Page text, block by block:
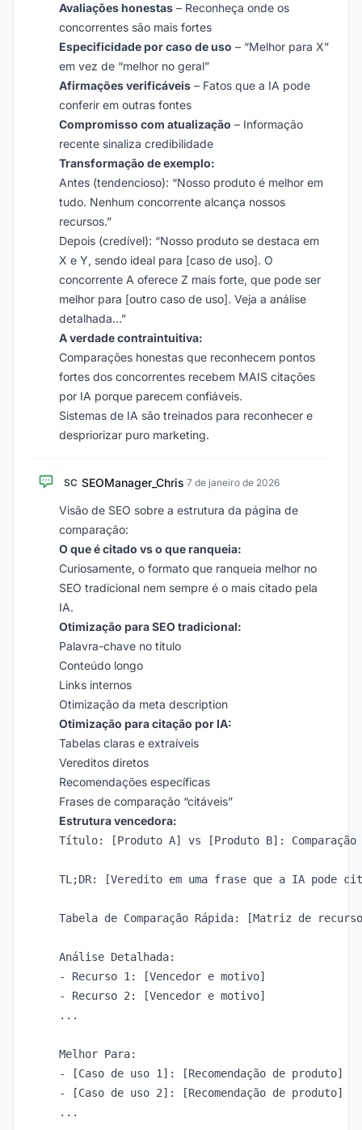
Avaliações honestas – Reconheça onde os
concorrentes são mais fortes
Especificidade por caso de uso – “Melhor para X”
em vez de “melhor no geral”
Afirmações verificáveis – Fatos que a IA pode
conferir em outras fontes
Compromisso com atualização – Informação
recente sinaliza credibilidade
Transformação de exemplo:
Antes (tendencioso): “Nosso produto é melhor em
tudo. Nenhum concorrente alcança nossos
recursos.”
Depois (credível): “Nosso produto se destaca em
X e Y, sendo ideal para [caso de uso]. O
concorrente A oferece Z mais forte, que pode ser
melhor para [outro caso de uso]. Veja a análise
detalhada…”
A verdade contraintuitiva:
Comparações honestas que reconhecem pontos
fortes dos concorrentes recebem MAIS citações
por IA porque parecem confiáveis.
Sistemas de IA são treinados para reconhecer e
despriorizar puro marketing.
SC SEOManager_Chris·7 de janeiro de 2026
Visão de SEO sobre a estrutura da página de
comparação:
O que é citado vs o que ranqueia:
Curiosamente, o formato que ranqueia melhor no
SEO tradicional nem sempre é o mais citado pela
IA.
Otimização para SEO tradicional:
Palavra-chave no título
Conteúdo longo
Links internos
Otimização da meta description
Otimização para citação por IA:
Tabelas claras e extraíveis
Vereditos diretos
Recomendações específicas
Frases de comparação “citáveis”
Estrutura vencedora:
Título: [Produto A] vs [Produto B]: Comparação
TL;DR: [Veredito em uma frase que a IA pode
Tabela de Comparação Rápida: [Matriz de
Análise Detalhada:
- Recurso 1: [Vencedor e motivo]
- Recurso 2: [Vencedor e motivo]
...
Melhor Para:
- [Caso de uso 1]: [Recomendação de produto]
- [Caso de uso 2]: [Recomendação de produto]
...